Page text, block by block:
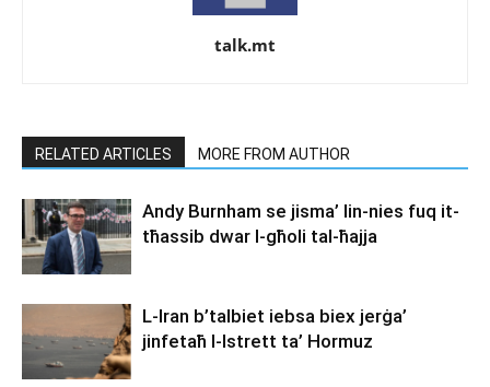
talk.mt
RELATED ARTICLES MORE FROM AUTHOR
Andy Burnham se jisma’ lin-nies fuq it-
tħassib dwar l-għoli tal-ħajja
L-Iran b’talbiet iebsa biex jerġa’
jinfetaħ l-Istrett ta’ Hormuz